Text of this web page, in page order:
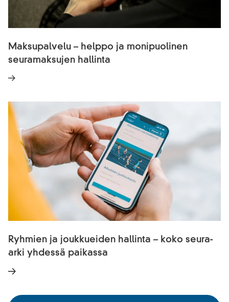
Maksupalvelu – helppo ja monipuolinen
seuramaksujen hallinta
Ryhmien ja joukkueiden hallinta – koko seura-
arki yhdessä paikassa